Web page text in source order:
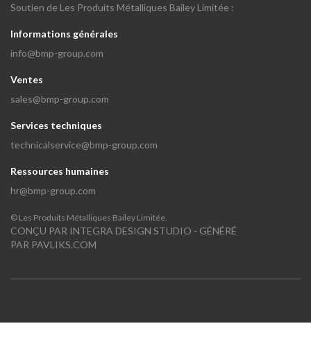
Soutien de Les Produits Métalliques Bailey Limitée :
Informations générales
info@bmp-group.com
Ventes
sales@bmp-group.com
Services techniques
technicalservice@bmp-group.com
Ressources humaines
hr@bmp-group.com
© Les Produits Métalliques Bailey Limitée.
CONÇU PAR INTEGRA DESIGN STUDIO - GÉNÉRÉ
PAR PAVLIKS.COM